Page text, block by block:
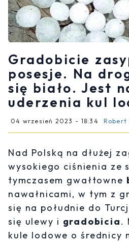
Gradobicie
posesje. Na
się biało. Jest
uderzenia kul
04 wrzesień 2023 - 18:34 Robert
Nad Polską na dłużej
wysokiego ciśnienia ze
tymczasem gwałtowne
nawałnicami, w tym z
się na południe do
się ulewy i gradobicia.
kule lodowe o średnicy